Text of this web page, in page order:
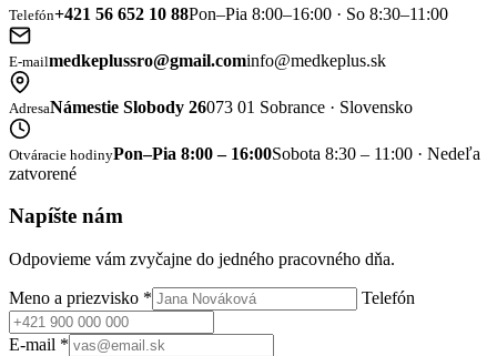
Telefón+421 56 652 10 88Pon–Pia 8:00–16:00 · So 8:30–11:00
E-mailmedkeplussro@gmail.cominfo@medkeplus.sk
AdresaNámestie Slobody 26073 01 Sobrance · Slovensko
Otváracie hodinyPon–Pia 8:00 – 16:00Sobota 8:30 – 11:00 · Nedeľa
zatvorené
Napíšte nám
Odpovieme vám zvyčajne do jedného pracovného dňa.
Meno a priezvisko * Telefón
E-mail *